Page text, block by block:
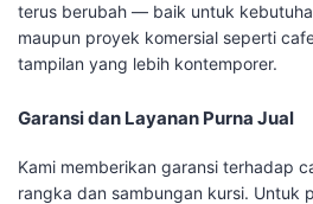
terus berubah — baik untuk
maupun proyek komersial seperti
tampilan yang lebih kontemporer.
Garansi dan Layanan Purna Jual
Kami memberikan garansi terhadap
rangka dan sambungan kursi. Untuk